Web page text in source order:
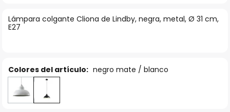
galería
de
Lámpara colgante Cliona de Lindby, negra, metal, Ø 31 cm,
E27
Colores del artículo: negro mate / blanco